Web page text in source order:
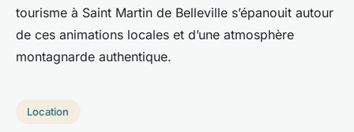
tourisme à Saint Martin de Belleville s’épanouit autour
de ces animations locales et d’une atmosphère
montagnarde authentique.
Location